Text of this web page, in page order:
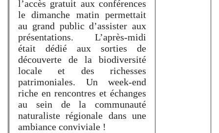
l’accès gratuit aux conférences
le dimanche matin permettait
au grand public d’assister aux
présentations. L’après-midi
était dédié aux sorties de
découverte de la biodiversité
locale et des richesses
patrimoniales. Un week-end
riche en rencontres et échanges
au sein de la communauté
naturaliste régionale dans une
ambiance conviviale !